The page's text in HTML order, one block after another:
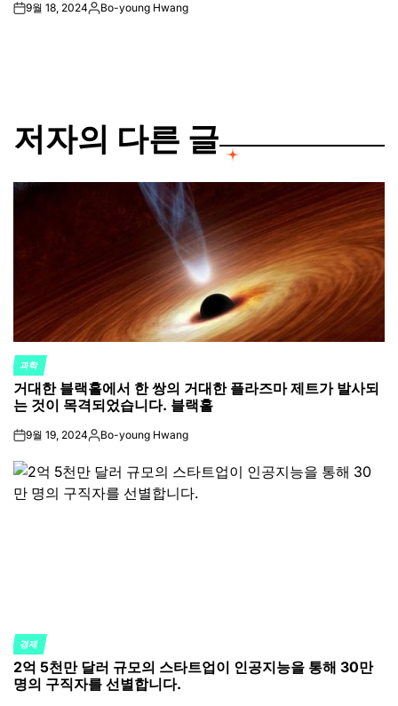
on9월 18, 2024Posted
Bo-young Hwang
저자의 다른 글
POSTED
IN
과학
거대한 블랙홀에서 한 쌍의 거대한 플라즈마 제트가 발사되
는 것이 목격되었습니다. 블랙홀
on9월 19, 2024Posted
Bo-young Hwang
POSTED
IN
경제
2억 5천만 달러 규모의 스타트업이 인공지능을 통해 30만
명의 구직자를 선별합니다.